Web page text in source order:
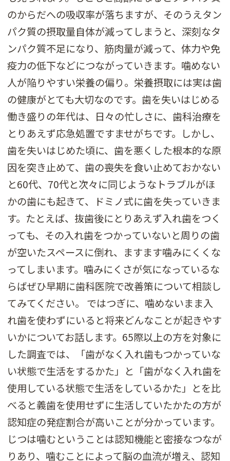
のからだへの吸収率が落ちますが、そのうえタン
パク質の摂取量自体が減ってしまうと、深刻なタ
ンパク質不足になり、筋肉量が減って、体力や免
疫力の低下などにつながっていきます。噛めない
人が陥りやすい栄養の偏り。栄養摂取には実は歯
の健康がとても大切なのです。歯を失いはじめる
働き盛りの年代は、日々の忙しさに、歯科治療を
とりあえず応急処置ですませがちです。しかし、
歯を失いはじめた頃に、歯を悪くした根本的な原
因を突き止めて、歯の喪失を食い止めておかない
と60代、70代と次々に同じようなトラブルがほ
かの歯にも起きて、ドミノ式に歯を失っていきま
す。たとえば、抜歯後にとりあえず入れ歯をつく
っても、その入れ歯をつかっていないと周りの歯
が空いたスペースに倒れ、ますます噛みにくくな
ってしまいます。噛みにくさが気になっているな
らばぜひ早期に歯科医院で改善策について相談し
てみてください。 ではつぎに、噛めないまま入
れ歯を使わずにいると将来どんなことが起きやす
いかについてお話します。65際以上の方を対象に
した調査では、「歯がなく入れ歯もつかっていな
い状態で生活をするかた」と「歯がなく入れ歯を
使用している状態で生活をしているかた」とを比
べると義歯を使用せずに生活していたかたの方が
認知症の発症割合が高いことが分かっています。
じつは噛むということは認知機能と密接なつなが
りあり、噛むことによって脳の血流が増え、認知